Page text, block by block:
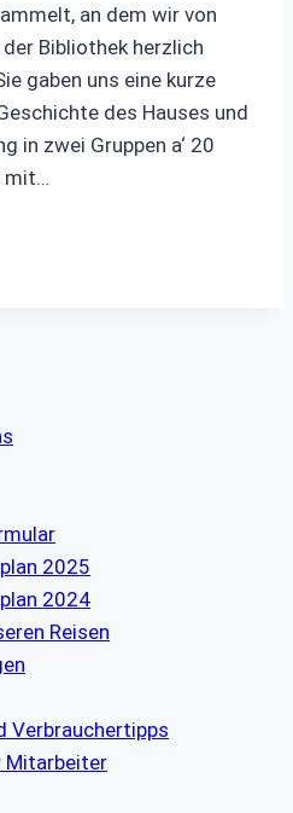
an dem wir von
Bibliothek herzlich
gaben uns eine kurze
des Hauses und
in zwei Gruppen a‘ 20
mit…
2025
2024
Reisen
Verbrauchertipps
Mitarbeiter